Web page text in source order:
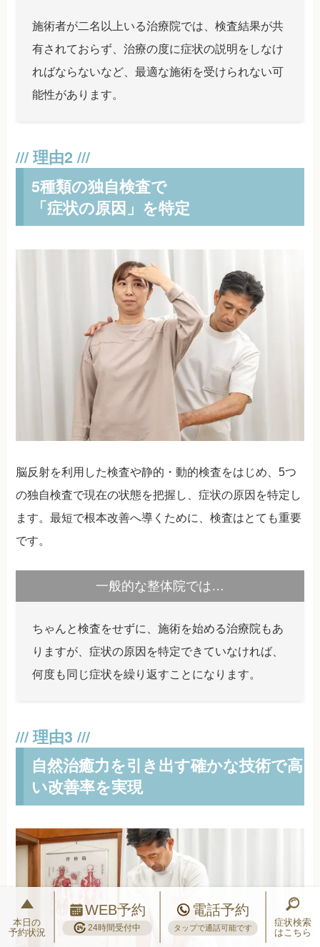
施術者が二名以上いる治療院では、検査結果が共
有されておらず、治療の度に症状の説明をしなけ
ればならないなど、最適な施術を受けられない可
能性があります。
5種類の独自検査で
「症状の原因」を特定
脳反射を利用した検査や静的・動的検査をはじめ、5つ
の独自検査で現在の状態を把握し、症状の原因を特定し
ます。最短で根本改善へ導くために、検査はとても重要
です。
一般的な整体院では…
ちゃんと検査をせずに、施術を始める治療院もあ
りますが、症状の原因を特定できていなければ、
何度も同じ症状を繰り返すことになります。
自然治癒力を引き出す確かな技術で高
い改善率を実現
本日の
予約状況
WEB予約
24時間受付中
電話予約
タップで通話可能です
症状検索
はこちら